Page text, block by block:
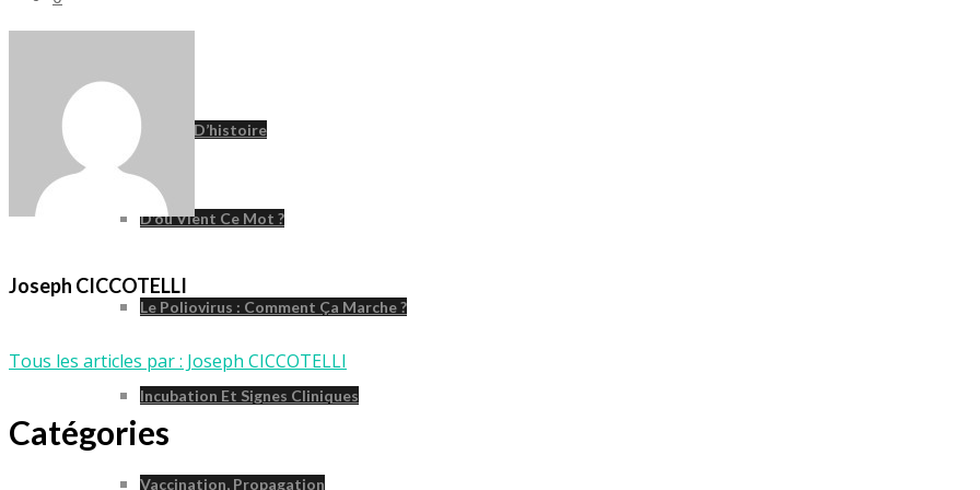
Un Peu D’histoire
D’où Vient Ce Mot ?
Le Poliovirus : Comment Ça Marche ?
Incubation Et Signes Cliniques
Vaccination, Propagation
Joseph CICCOTELLI
Tous les articles par : Joseph CICCOTELLI
Catégories